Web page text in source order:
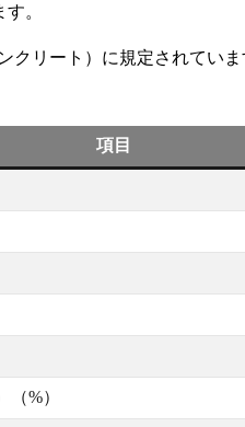
。
クリート）に規定されていま
項目
%）